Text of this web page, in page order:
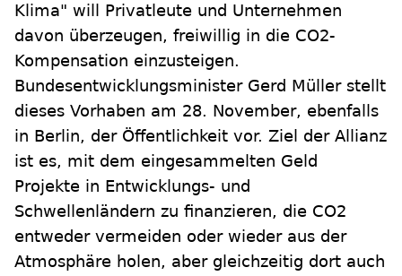
Klima" will Privatleute und Unternehmen
davon überzeugen, freiwillig in die CO2-
Kompensation einzusteigen.
Bundesentwicklungsminister Gerd Müller stellt
dieses Vorhaben am 28. November, ebenfalls
in Berlin, der Öffentlichkeit vor. Ziel der Allianz
ist es, mit dem eingesammelten Geld
Projekte in Entwicklungs- und
Schwellenländern zu finanzieren, die CO2
entweder vermeiden oder wieder aus der
Atmosphäre holen, aber gleichzeitig dort auch